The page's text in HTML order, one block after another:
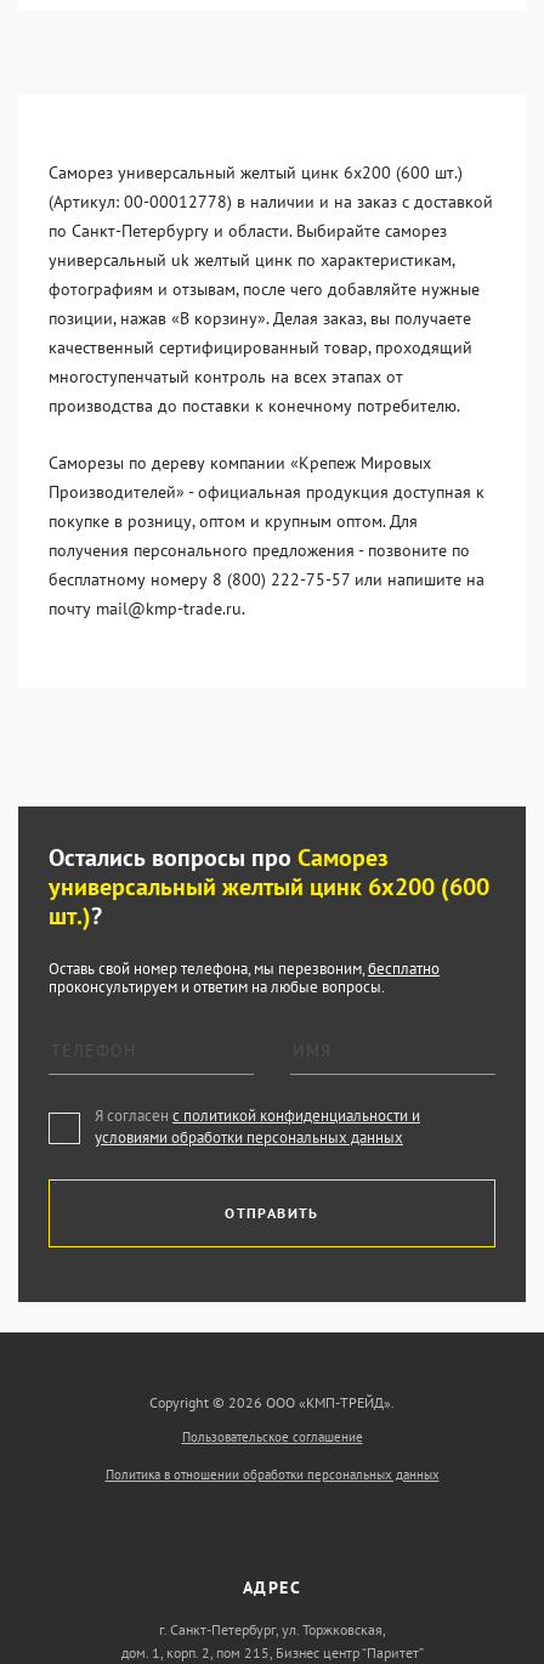
Саморез универсальный желтый цинк 6x200 (600 шт.)
(Артикул: 00-00012778) в наличии и на заказ с доставкой
по Санкт-Петербургу и области. Выбирайте саморез
универсальный uk желтый цинк по характеристикам,
фотографиям и отзывам, после чего добавляйте нужные
позиции, нажав «В корзину». Делая заказ, вы получаете
качественный сертифицированный товар, проходящий
многоступенчатый контроль на всех этапах от
производства до поставки к конечному потребителю.
Саморезы по дереву компании «Крепеж Мировых
Производителей» - официальная продукция доступная к
покупке в розницу, оптом и крупным оптом. Для
получения персонального предложения - позвоните по
бесплатному номеру 8 (800) 222-75-57 или напишите на
почту mail@kmp-trade.ru.
Остались вопросы про Саморез
универсальный желтый цинк 6x200 (600
шт.)?
Оставь свой номер телефона, мы перезвоним,бесплатно
проконсультируем и ответим на любые вопросы.
Я согласен с политикой конфиденциальности и
условиями обработки персональных данных
ОТПРАВИТЬ
Copyright © 2026 ООО «КМП-ТРЕЙД».
Пользовательское соглашение
Политика в отношении обработки персональных данных
АДРЕС
г. Санкт-Петербург, ул. Торжковская,
дом. 1, корп. 2, пом 215, Бизнес центр “Паритет”